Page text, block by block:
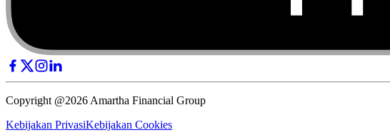
Copyright @2026 Amartha Financial Group
Kebijakan PrivasiKebijakan Cookies